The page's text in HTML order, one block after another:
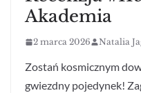
Akademia
2 marca 2026 Natalia
Zostań kosmicznym
gwiezdny pojedynek!